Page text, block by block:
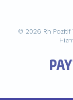
© 2026 Rh Pozitif